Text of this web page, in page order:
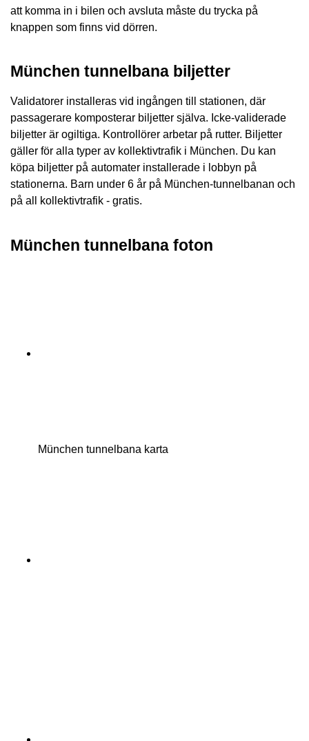
att komma in i bilen och avsluta måste du trycka på
knappen som finns vid dörren.
München tunnelbana biljetter
Validatorer installeras vid ingången till stationen, där
passagerare komposterar biljetter själva. Icke-validerade
biljetter är ogiltiga. Kontrollörer arbetar på rutter. Biljetter
gäller för alla typer av kollektivtrafik i München. Du kan
köpa biljetter på automater installerade i lobbyn på
stationerna. Barn under 6 år på München-tunnelbanan och
på all kollektivtrafik - gratis.
München tunnelbana foton
München tunnelbana karta